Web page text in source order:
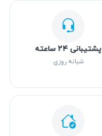
پشتیبانی ۲۴ ساعته
شبانه روزی